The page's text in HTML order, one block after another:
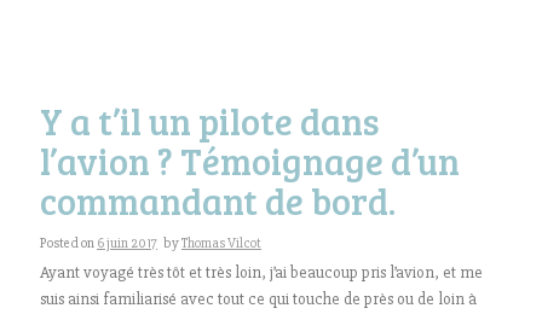
Y a t’il un pilote dans
l’avion ? Témoignage d’un
commandant de bord.
Posted on 6 juin 2017 byThomas Vilcot
Ayant voyagé très tôt et très loin, j’ai beaucoup pris l’avion, et me
suis ainsi familiarisé avec tout ce qui touche de près ou de loin à